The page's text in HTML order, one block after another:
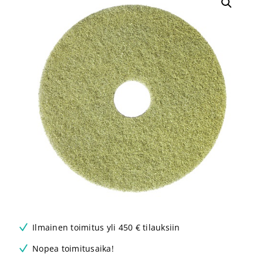
Ilmainen toimitus yli 450 € tilauksiin
Nopea toimitusaika!